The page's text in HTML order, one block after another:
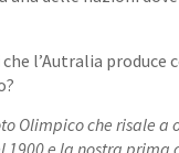
che l’Autralia produce
Olimpico che risale a